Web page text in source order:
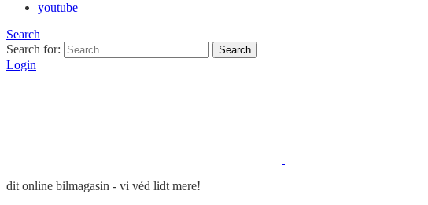
youtube
Search
Search for:
Search
Login
dit online bilmagasin - vi véd lidt mere!